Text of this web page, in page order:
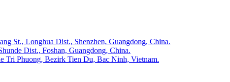
St., Longhua Dist., Shenzhen, Guangdong, China.
Dist., Foshan, Guangdong, China.
Tri Phuong, Bezirk Tien Du, Bac Ninh, Vietnam.